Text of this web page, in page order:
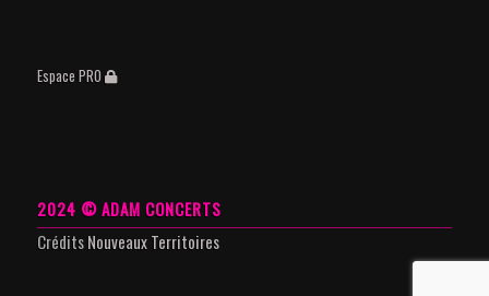
Espace PRO
2024 © ADAM CONCERTS
CréditsNouveaux Territoires